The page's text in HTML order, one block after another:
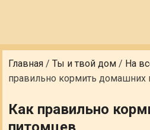
Главная /Ты и твой дом / На
правильно кормить домашних
Как правильно